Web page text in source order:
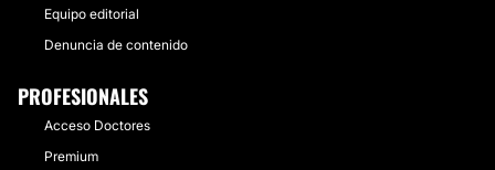
Equipo editorial
Denuncia de contenido
PROFESIONALES
Acceso Doctores
Premium